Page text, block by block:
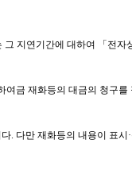
지연기간에 대하여 「전자
금 재화등의 대금의 청구를
. 다만 재화등의 내용이 표시